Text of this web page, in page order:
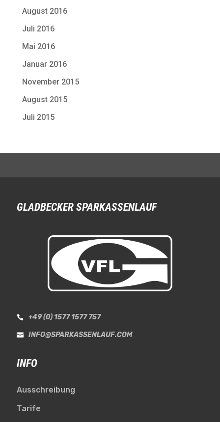
August 2016
Juli 2016
Mai 2016
Januar 2016
November 2015
August 2015
Juli 2015
GLADBECKER SPARKASSENLAUF
 +49 (0) 1577 1577 757
 INFO@SPARKASSENLAUF.COM
INFO
Ausschreibung
Tarife